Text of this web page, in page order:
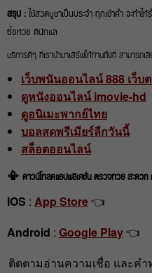
สรุป :ใช้สวดบูชาเป็นประจำ ทุกเช้าค่ำ จะทำ
ซื้อหวย ดีนักแล
บริการดีๆ ที่เรานำมาเสิร์ฟให้ท่านถึงที่ สามารถเ
เว็บพนันออนไลน์ 888 เว็บ
ดูหนังออนไลน์ imovie-hd
ดูอนิเมะพากย์ไทย
บอลสดพรีเมียร์ลีกวันนี้
สล็อตออนไลน์
📳 ดาวน์โหลดแอปพลิเคชั่น ตรวจหวย สะดวก
IOS : App Store👈
Android : Google Play👈
ติดตามอ่านความเชื่อ และค